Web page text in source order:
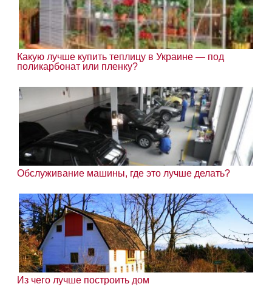
Какую лучше купить теплицу в Украине — под
поликарбонат или пленку?
Обслуживание машины, где это лучше делать?
Из чего лучше построить дом